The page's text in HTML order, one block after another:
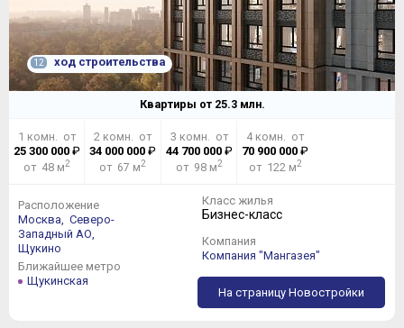
12 ход строительства
Квартиры от 25.3млн.
1 комн. от
25 300 000₽
от 48 м2
2 комн. от
34 000 000 ₽
от 67 м2
3 комн. от
44 700 000₽
от 98 м2
4 комн. от
70 900 000 ₽
от 122 м2
Расположение
Москва,
Северо-
Западный АО,
Щукино
Ближайшее метро
Щукинская
Класс жилья
Бизнес-класс
Компания
Компания "Мангазея"
На страницу Новостройки